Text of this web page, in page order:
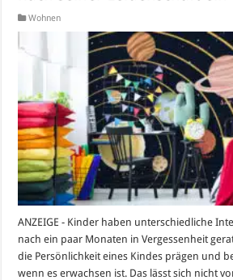
Wohnen
ANZEIGE - Kinder haben unterschiedliche
nach ein paar Monaten in Vergessenheit
die Persönlichkeit eines Kindes prägen und
wenn es erwachsen ist. Das lässt sich nicht